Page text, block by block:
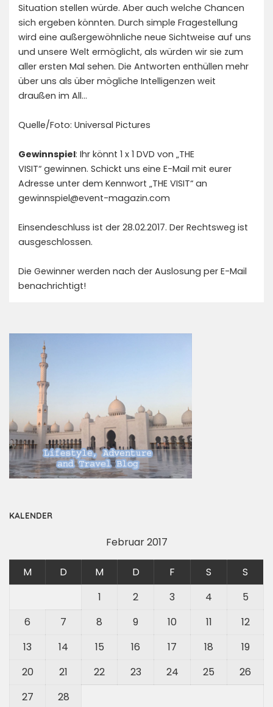
Situation stellen würde. Aber auch welche Chancen
sich ergeben könnten. Durch simple Fragestellung
wird eine außergewöhnliche neue Sichtweise auf uns
und unsere Welt ermöglicht, als würden wir sie zum
aller ersten Mal sehen. Die Antworten enthüllen mehr
über uns als über mögliche Intelligenzen weit
draußen im All…
Quelle/Foto: Universal Pictures
Gewinnspiel: Ihr könnt 1 x 1 DVD von „THE
VISIT“ gewinnen. Schickt uns eine E-Mail mit eurer
Adresse unter dem Kennwort „THE VISIT“ an
gewinnspiel@event-magazin.com
Einsendeschluss ist der 28.02.2017. Der Rechtsweg ist
ausgeschlossen.
Die Gewinner werden nach der Auslosung per E-Mail
benachrichtigt!
KALENDER
Februar 2017
M D M D F S
S
1
2 3 4
5
6
7 8 9 10 11
12
13
14 15 16 17 18
19
20
21 22 23 24 25
26
27
28